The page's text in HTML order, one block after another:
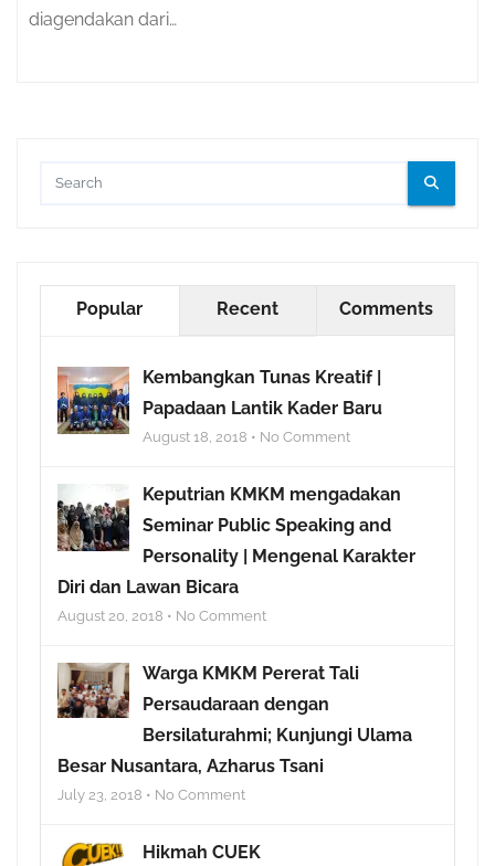
diagendakan dari…
Popular Recent Comments
Kembangkan Tunas Kreatif |
Papadaan Lantik Kader Baru
August 18, 2018 • No Comment
Keputrian KMKM mengadakan
Seminar Public Speaking and
Personality | Mengenal Karakter
Diri dan Lawan Bicara
August 20, 2018 • No Comment
Warga KMKM Pererat Tali
Persaudaraan dengan
Bersilaturahmi; Kunjungi Ulama
Besar Nusantara, Azharus Tsani
July 23, 2018 • No Comment
Hikmah CUEK